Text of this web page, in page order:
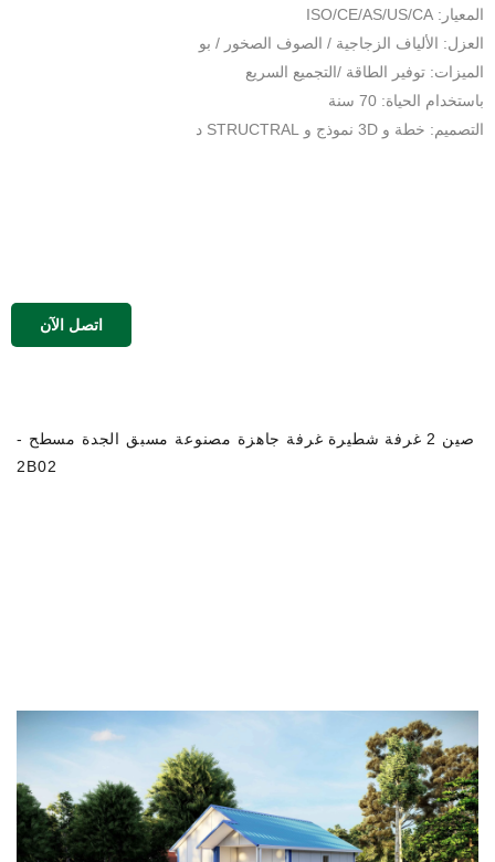
المعيار: ISO/CE/AS/US/CA
العزل: الألياف الزجاجية / الصوف الصخور / بو
الميزات: توفير الطاقة /التجميع السريع
باستخدام الحياة: 70 سنة
التصميم: خطة و 3D نموذج و STRUCTRAL د
اتصل الآن
صين 2 غرفة شطيرة غرفة جاهزة مصنوعة مسبق الجدة مسطح -
2B02